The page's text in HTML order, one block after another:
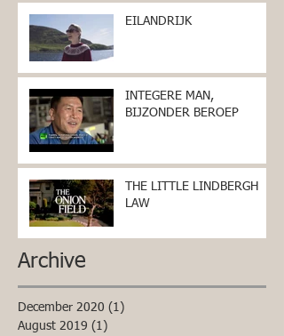
Archive
EILANDRIJK
INTEGERE MAN,
BIJZONDER BEROEP
THE LITTLE LINDBERGH
LAW
December 2020 (1)
August 2019 (1)